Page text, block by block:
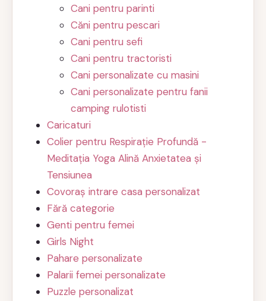
Cani pentru parinti
Căni pentru pescari
Cani pentru sefi
Cani pentru tractoristi
Cani personalizate cu masini
Cani personalizate pentru fanii
camping rulotisti
Caricaturi
Colier pentru Respirație Profundă -
Meditația Yoga Alină Anxietatea și
Tensiunea
Covoraș intrare casa personalizat
Fără categorie
Genti pentru femei
Girls Night
Pahare personalizate
Palarii femei personalizate
Puzzle personalizat